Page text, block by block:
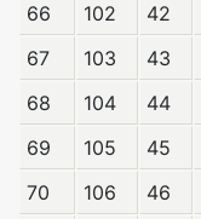
66
102 42
67
103 43
68
104 44
69
105 45
70
106 46